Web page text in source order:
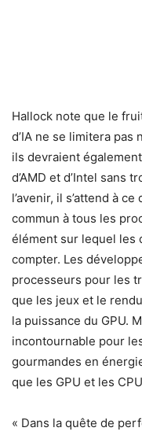
Hallock note que le
d’IA ne se limitera pas
ils devraient
d’AMD et d’Intel sans
l’avenir, il s’attend à
commun à tous les
élément sur lequel les
compter. Les
processeurs pour les
que les jeux et le
la puissance du GPU.
incontournable pour
gourmandes en
que les GPU et les
« Dans la quête de